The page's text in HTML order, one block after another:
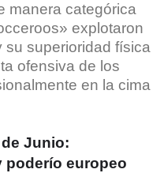
manera categórica
explotaron
su superioridad física
ofensiva de los
en la cima
Junio:
poderío europeo